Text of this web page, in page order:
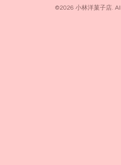
©2026 小林洋菓子店.